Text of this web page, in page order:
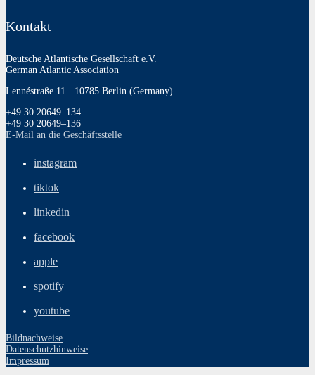
Kontakt
Deutsche Atlantische Gesellschaft e.V.
German Atlantic Association
Lennéstraße 11 · 10785 Berlin (Germany)
+49 30 20649–134
+49 30 20649–136
E‑Mail an die Geschäftsstelle
instagram
tiktok
linkedin
facebook
apple
spotify
youtube
Bildnachweise
Datenschutzhinweise
Impressum